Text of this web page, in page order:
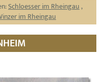
Schloesser im Rheingau,
im Rheingau